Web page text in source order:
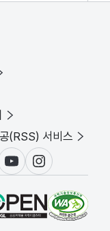
(RSS) 서비스
)
튜브인스타그램